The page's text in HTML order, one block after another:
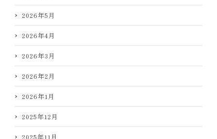
2026年5月
2026年4月
2026年3月
2026年2月
2026年1月
2025年12月
2025年11月